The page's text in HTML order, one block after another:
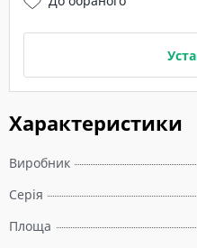
Характеристики
Виробник
Серія
Площа